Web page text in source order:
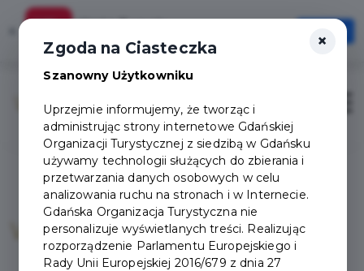
Szybciej, wygodniej, zawsze pod ręką
Otwórz
Wyspa Sobieszewska
×
Zgoda na Ciasteczka
Szanowny Użytkowniku
Uprzejmie informujemy, że tworząc i
administrując strony internetowe Gdańskiej
Organizacji Turystycznej z siedzibą w Gdańsku
używamy technologii służących do zbierania i
przetwarzania danych osobowych w celu
analizowania ruchu na stronach i w Internecie.
Gdańska Organizacja Turystyczna nie
personalizuje wyświetlanych treści. Realizując
rozporządzenie Parlamentu Europejskiego i
Rady Unii Europejskiej 2016/679 z dnia 27